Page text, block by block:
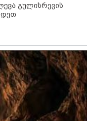
საქართველოს
გავიდა
საზოგადოების
2008 წლის
აგვისტოს
ერთობლივ
ავრცელებენ
გულისრევის